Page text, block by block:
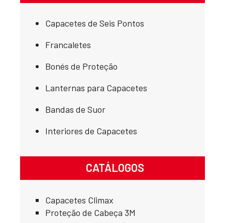
Capacetes de Seis Pontos
Francaletes
Bonés de Proteção
Lanternas para Capacetes
Bandas de Suor
Interiores de Capacetes
CATÁLOGOS
Capacetes Climax
Proteção de Cabeça 3M